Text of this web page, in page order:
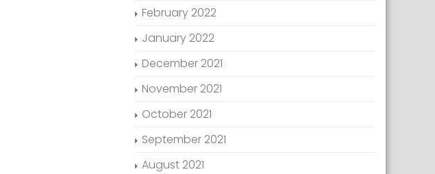
February 2022
January 2022
December 2021
November 2021
October 2021
September 2021
August 2021